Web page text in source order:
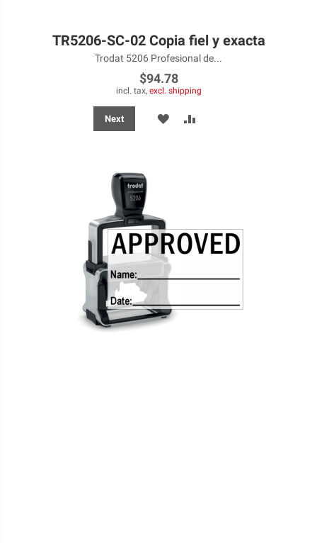
TR5206-SC-02 Copia fiel y exacta
Trodat 5206 Profesional de...
$94.78
incl. tax, excl. shipping
Next ADD